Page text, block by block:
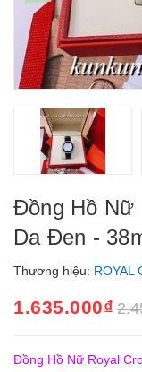
Đồng Hồ Nữ
Da Đen -
Thương hiệu: ROYAL
1.635.000₫
Đồng Hồ Nữ Royal